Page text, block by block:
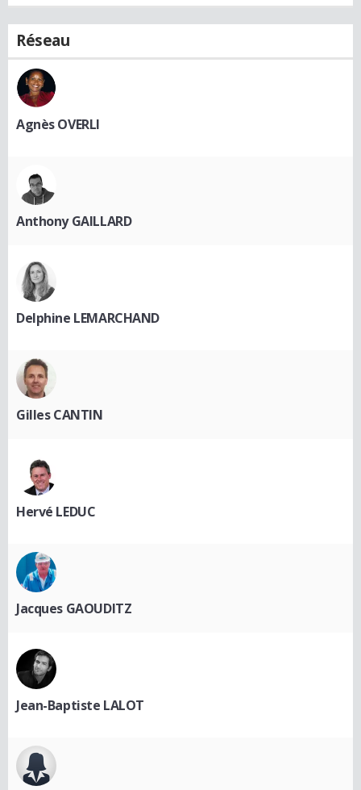
Réseau
Agnès OVERLI
Anthony GAILLARD
Delphine LEMARCHAND
Gilles CANTIN
Hervé LEDUC
Jacques GAOUDITZ
Jean-Baptiste LALOT